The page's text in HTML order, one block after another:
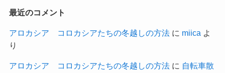
最近のコメント
アロカシア コロカシアたちの冬越しの方法に miica よ
り
アロカシア コロカシアたちの冬越しの方法に 自転車散